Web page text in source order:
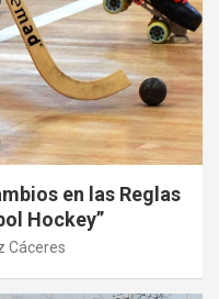
en las Reglas
Hockey”
Cáceres